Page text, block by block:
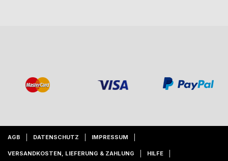
AGB DATENSCHUTZ IMPRESSUM
VERSANDKOSTEN, LIEFERUNG & ZAHLUNG HILFE